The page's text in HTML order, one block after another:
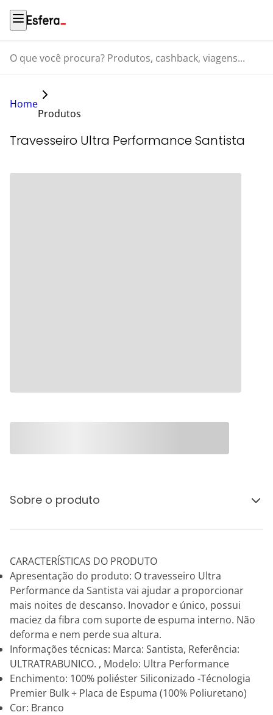
O que você procura? Produtos, cashback, viagens...
Home
Produtos
Travesseiro Ultra Performance Santista
Sobre o produto
CARACTERÍSTICAS DO PRODUTO
Apresentação do produto: O travesseiro Ultra
Performance da Santista vai ajudar a proporcionar
mais noites de descanso. Inovador e único, possui
maciez da fibra com suporte de espuma interno. Não
deforma e nem perde sua altura.
Informações técnicas: Marca: Santista, Referência:
ULTRATRABUNICO. , Modelo: Ultra Performance
Enchimento: 100% poliéster Siliconizado -Técnologia
Premier Bulk + Placa de Espuma (100% Poliuretano)
Cor: Branco